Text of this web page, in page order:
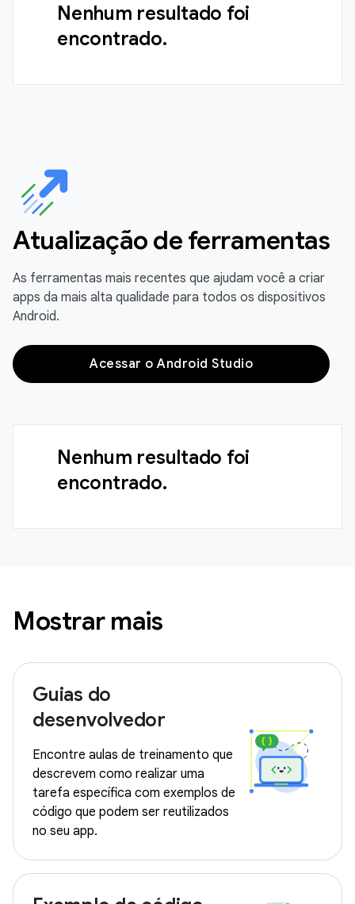
Nenhum resultado foi
encontrado.
Atualização de ferramentas
As ferramentas mais recentes que ajudam você a criar
apps da mais alta qualidade para todos os dispositivos
Android.
Acessar o Android Studio
Nenhum resultado foi
encontrado.
Mostrar mais
Guias do
desenvolvedor
Encontre aulas de treinamento que
descrevem como realizar uma
tarefa específica com exemplos de
código que podem ser reutilizados
no seu app.